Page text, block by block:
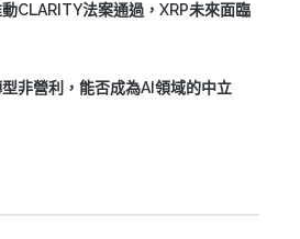
CLARITY法案通過，XRP未來面臨
非營利，能否成為AI領域的中立